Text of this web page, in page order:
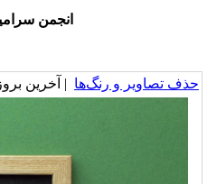
سرامیک ایران- اخبار انجمن
بروزرسانی: ۱۴۰۵/۲/۱۲ |